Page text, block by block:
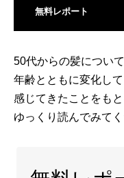
無料レポート
50代からの髪につい
年齢とともに変化し
感じてきたことをも
ゆっくり読んでみてく